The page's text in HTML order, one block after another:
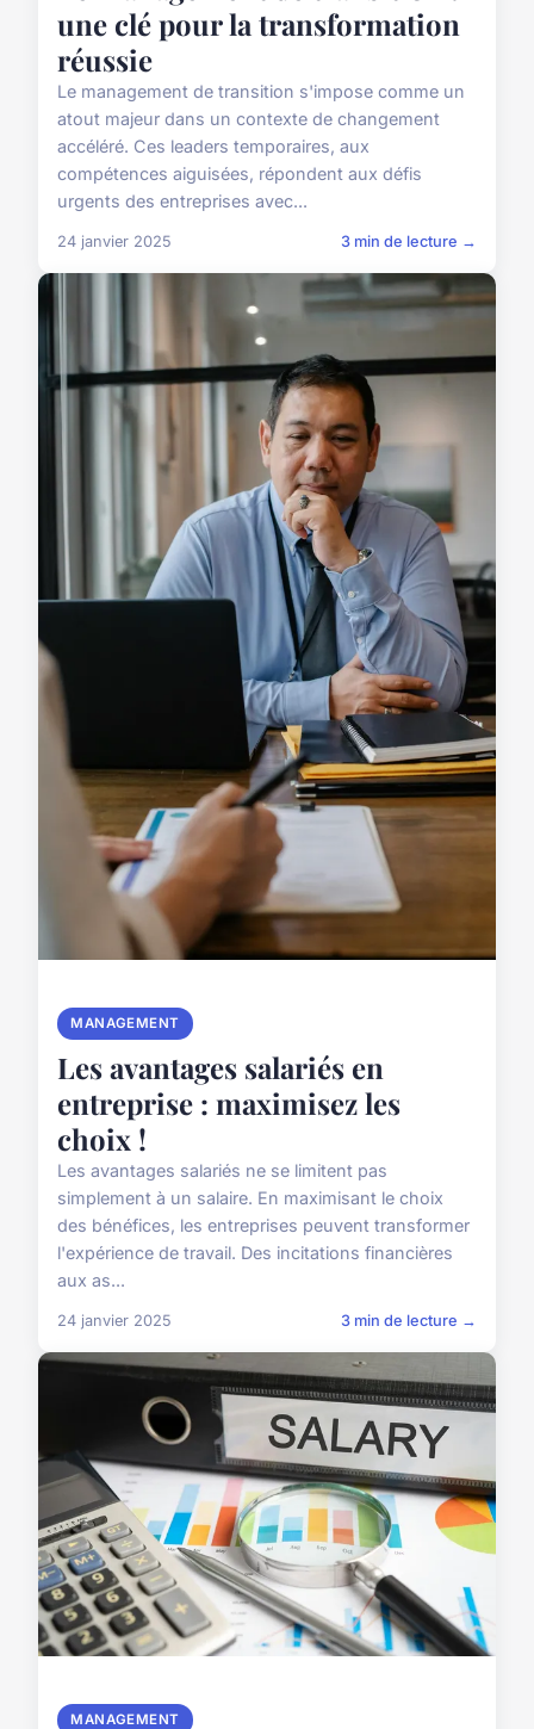
une clé pour la transformation
réussie
Le management de transition s'impose comme un
atout majeur dans un contexte de changement
accéléré. Ces leaders temporaires, aux
compétences aiguisées, répondent aux défis
urgents des entreprises avec...
24 janvier 2025 3 min de lecture →
MANAGEMENT
Les avantages salariés en
entreprise : maximisez les
choix !
Les avantages salariés ne se limitent pas
simplement à un salaire. En maximisant le choix
des bénéfices, les entreprises peuvent transformer
l'expérience de travail. Des incitations financières
aux as...
24 janvier 2025 3 min de lecture →
MANAGEMENT